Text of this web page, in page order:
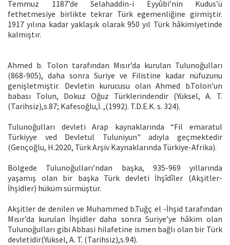
Temmuz 1187’de Selahaddin-i Eyyûbi’nin Kudus’ü
fethetmesiye birlikte tekrar Türk egemenliğine girmiştir.
1917 yılına kadar yaklaşık olarak 950 yıl Türk hâkimiyetinde
kalmıştır.
Ahmed b. Tolon tarafından Mısır’da kurulan Tulunoğulları
(868-905), daha sonra Suriye ve Filistine kadar nüfuzunu
genişletmiştir. Devletin kurucusu olan Ahmed b.Tolon’un
babası Tolun, Dokuz Oğuz Türklerindendir (Yüksel, A. T.
(Tarihsiz),s.87; Kafesoğlu,İ. ,(1992). T.D.E.K. s. 324).
Tulunoğulları devleti Arap kaynaklarında “Fil emaratul
Türkiyye ved Devletul Tuluniyun" adıyla geçmektedir
(Gençoğlu, H.2020, Türk Arşiv Kaynaklarında Türkiye-Afrika).
Bölgede Tulunoğulları’ndan başka, 935-969 yıllarında
yaşamış olan bir başka Türk devleti İhşîdîler (Akşitler-
İhşidler) hüküm sürmüştür.
Akşitler de denilen ve Muhammed b.Tuğç el -İhşid tarafından
Mısır’da kurulan İhşidler daha sonra Suriye’ye hâkim olan
Tulunoğulları gibi Abbasi hilafetine ismen bağlı olan bir Türk
devletidir(Yüksel, A. T. (Tarihsiz),s.94).